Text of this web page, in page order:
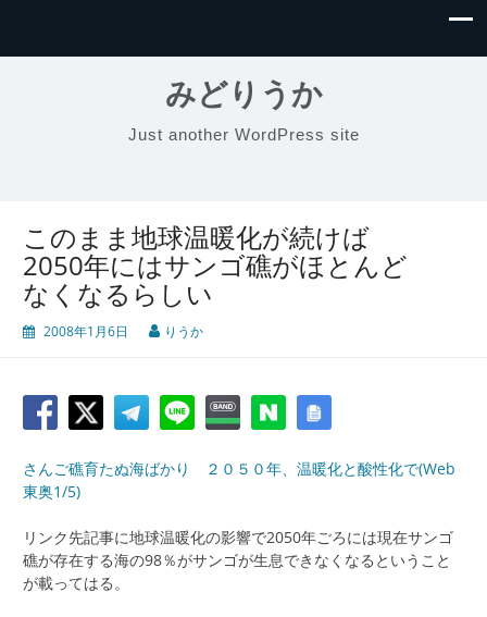
みどりうか
Just another WordPress site
このまま地球温暖化が続けば
2050年にはサンゴ礁がほとんど
なくなるらしい
2008年1月6日 りうか
さんご礁育たぬ海ばかり ２０５０年、温暖化と酸性化で(Web
東奥1/5)
リンク先記事に地球温暖化の影響で2050年ごろには現在サンゴ
礁が存在する海の98％がサンゴが生息できなくなるということ
が載ってはる。